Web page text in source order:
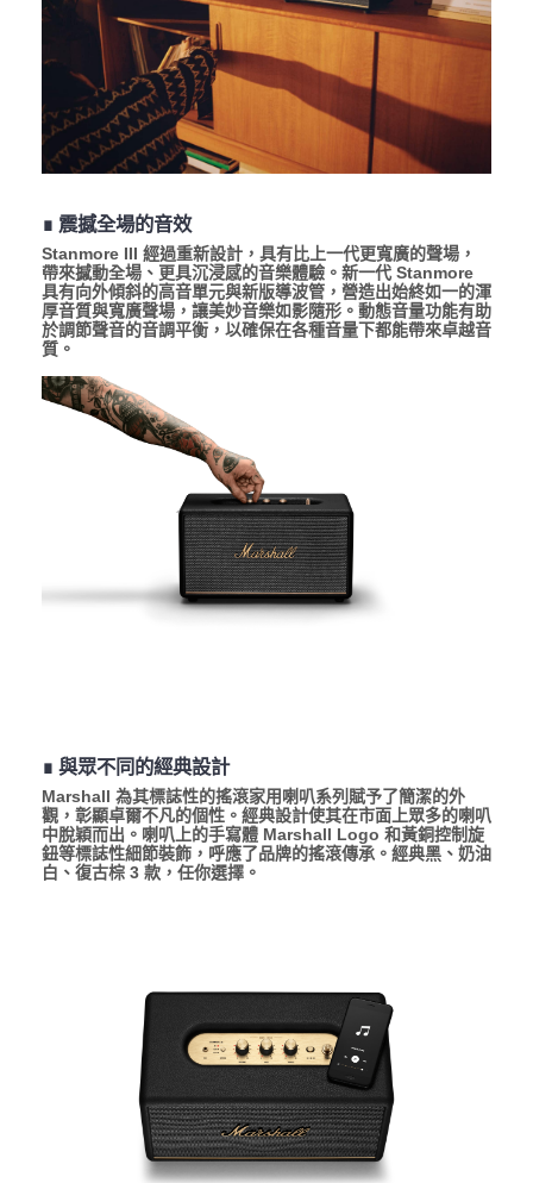
∎ 震撼全場的音效
Stanmore III 經過重新設計，具有比上一代更寬廣的聲場，
帶來撼動全場、更具沉浸感的音樂體驗。新一代 Stanmore
具有向外傾斜的高音單元與新版導波管，營造出始終如一的渾
厚音質與寬廣聲場，讓美妙音樂如影隨形。動態音量功能有助
於調節聲音的音調平衡，以確保在各種音量下都能帶來卓越音
質。
∎ 與眾不同的經典設計
Marshall 為其標誌性的搖滾家用喇叭系列賦予了簡潔的外
觀，彰顯卓爾不凡的個性。經典設計使其在市面上眾多的喇叭
中脫穎而出。喇叭上的手寫體 Marshall Logo 和黃銅控制旋
鈕等標誌性細節裝飾，呼應了品牌的搖滾傳承。經典黑、奶油
白、復古棕 3 款，任你選擇。